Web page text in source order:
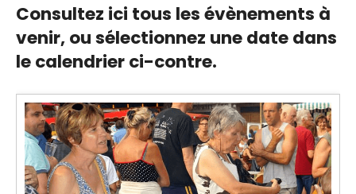
Consultez ici tous les évènements à
venir,ou sélectionnez une date dans
le calendrier ci-contre.